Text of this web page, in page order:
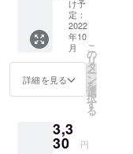
が前後
する場
合があ
りま
す。
際、粒
の大き
さを揃
えるこ
とで猫
さんの
違和感
できま
す。杉
送料
（全国
律）：
660円
⇒合
にゃん/
大粒】
2000円
（一般
販売予
定価
格：
3960
円） ・
一
律）：
け予
定：
2022
年10
月
詳細を見る
こ
の
リ
タ
ー
ン
を
選
択
す
る
3,3
30 円